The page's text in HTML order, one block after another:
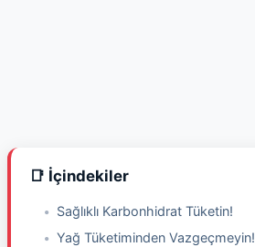
📑 İçindekiler
Sağlıklı Karbonhidrat Tüketin!
Yağ Tüketiminden Vazgeçmeyin!